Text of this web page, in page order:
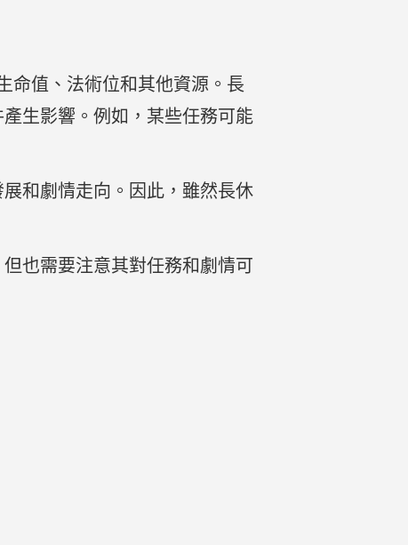
命值、法術位和其他資源。長
生影響。例如，某些任務可能
和劇情走向。因此，雖然長休
也需要注意其對任務和劇情可